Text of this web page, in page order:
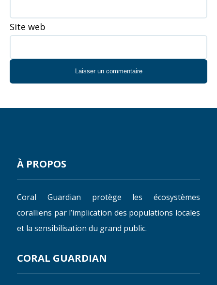
Site web
À PROPOS
Coral Guardian protège les écosystèmes
coralliens par l’implication des populations locales
et la sensibilisation du grand public.
CORAL GUARDIAN